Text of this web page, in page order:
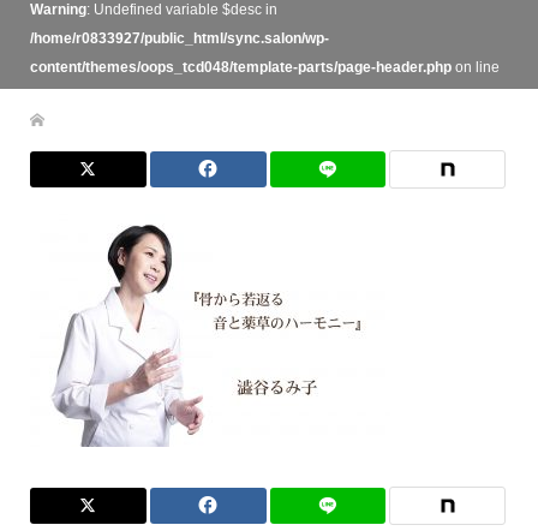
Warning: Undefined variable $desc in
/home/r0833927/public_html/sync.salon/wp-
content/themes/oops_tcd048/template-parts/page-header.phpon line